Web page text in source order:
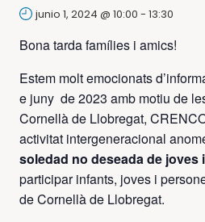
junio 1, 2024 @ 10:00 - 13:30
Bona tarda famílies i amics!
Estem molt emocionats
e juny de 2023 amb motiu de
Cornellà de Llobregat,
activitat intergeneracional
soledad no deseada de joves
participar infants, joves i
de Cornellà de Llobregat.